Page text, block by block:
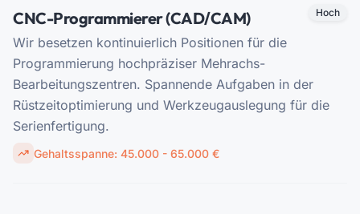
CNC-Programmierer (CAD/CAM) Hoch
Wir besetzen kontinuierlich Positionen für die
Programmierung hochpräziser Mehrachs-
Bearbeitungszentren. Spannende Aufgaben in der
Rüstzeitoptimierung und Werkzeugauslegung für die
Serienfertigung.
Gehaltsspanne: 45.000 - 65.000 €